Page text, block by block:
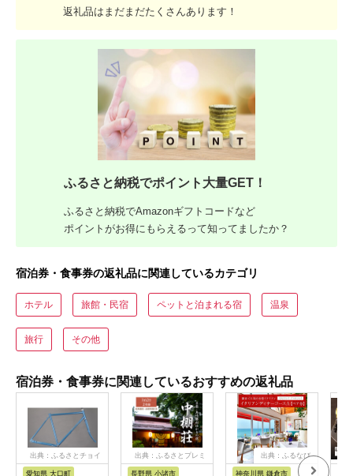
返礼品はまだまだたくさんあります！
ふるさと納税でポイント大量GET！
ふるさと納税でAmazonギフトコードなど
ポイントがお得にもらえるって知ってましたか？
宿泊券・食事券の返礼品に関連しているカテゴリ
ホテル 旅館・民宿 ペットと泊まれる宿 温泉
旅行 その他
宿泊券・食事券に関連しているおすすめの返礼品
出典：ふるさとチョイ
愛知県 大口町
出典：ふるさとプレミ
長野県 小諸市
出典：ふるなび
神奈川県 鎌倉市